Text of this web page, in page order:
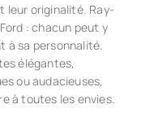
leur originalité. Ray-
: chacun peut y
à sa personnalité.
élégantes,
ou audacieuses,
à toutes les envies.